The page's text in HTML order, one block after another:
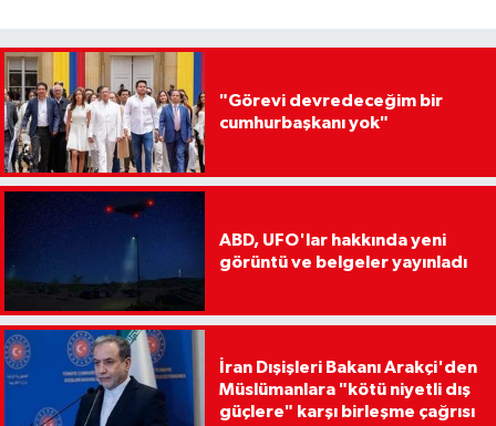
"Görevi devredeceğim bir
cumhurbaşkanı yok"
ABD, UFO'lar hakkında yeni
görüntü ve belgeler yayınladı
İran Dışişleri Bakanı Arakçi'den
Müslümanlara "kötü niyetli dış
güçlere" karşı birleşme çağrısı